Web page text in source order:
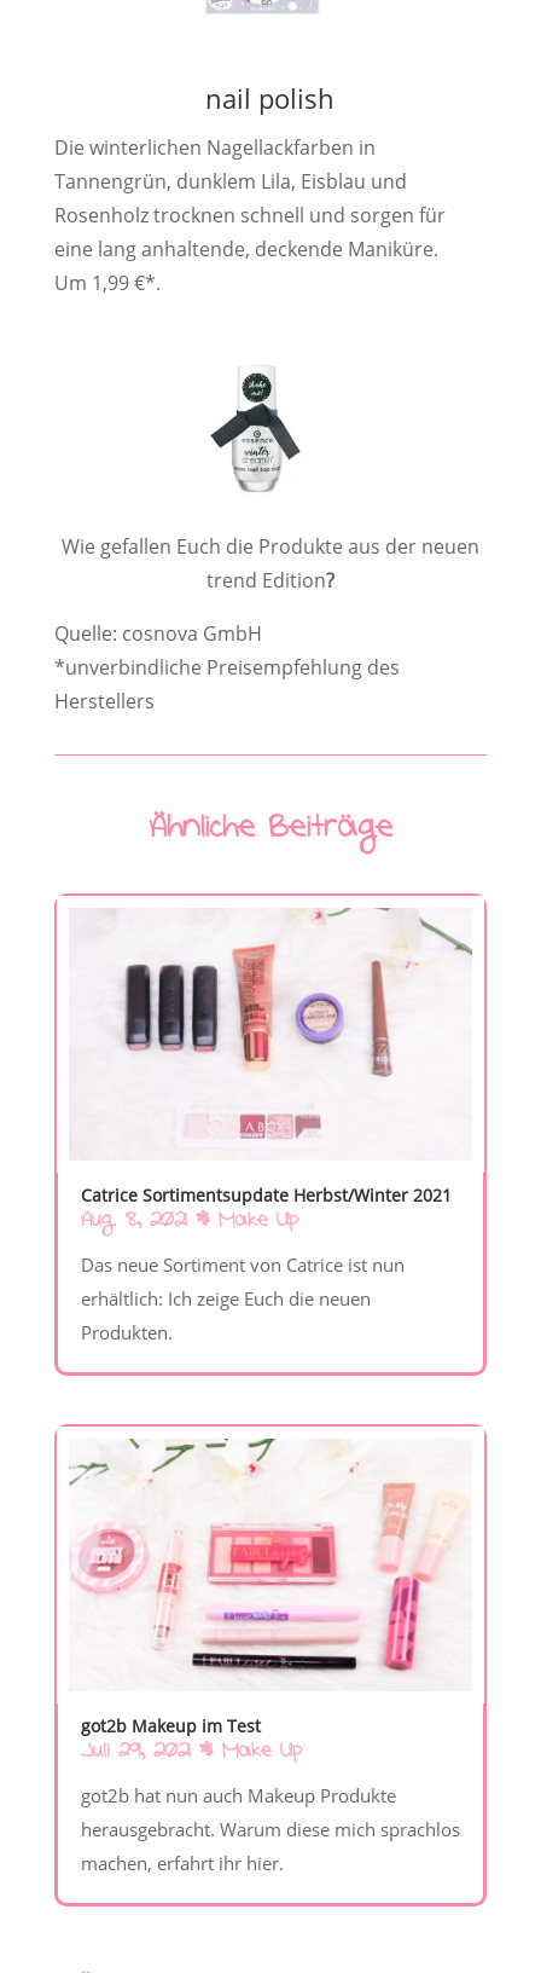
nail polish
Die winterlichen Nagellackfarben in
Tannengrün, dunklem Lila, Eisblau und
Rosenholz trocknen schnell und sorgen für
eine lang anhaltende, deckende Maniküre.
Um 1,99 €*.
Wie gefallen Euch die Produkte aus der neuen
trend Edition?
Quelle: cosnova GmbH
*unverbindliche Preisempfehlung des
Herstellers
Ähnliche Beiträge
Catrice Sortimentsupdate Herbst/Winter 2021
Aug. 8, 2021| Make Up
Das neue Sortiment von Catrice ist nun
erhältlich: Ich zeige Euch die neuen
Produkten.
got2b Makeup im Test
Juli 29, 2021| Make Up
got2b hat nun auch Makeup Produkte
herausgebracht. Warum diese mich sprachlos
machen, erfahrt ihr hier.